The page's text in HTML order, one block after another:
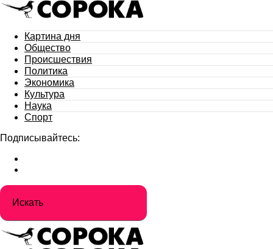
Картина дня
Общество
Происшествия
Политика
Экономика
Культура
Наука
Спорт
Подписывайтесь: